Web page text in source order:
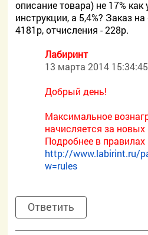
описание товара) не 17% как
инструкции, а 5,4%? Заказ
4181р, отчисления - 228р.
Лабиринт
13 марта 2014 15:34:45
Добрый день!
Максимальное
начисляется за новых
Подробнее в правилах
http://www.labirint.ru/
w=rules
Ответить